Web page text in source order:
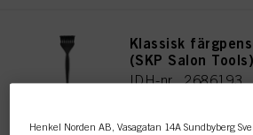
Klassisk
(SKP Salon Tools)
IDH-nr. 2686193
Henkel Norden AB, Vasagatan 14A Sundbyberg